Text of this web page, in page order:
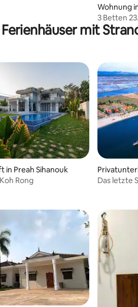
Wohnung
3 Betten
Ferienhäuser mit
in Preah Sihanouk
Rong
Das letzte